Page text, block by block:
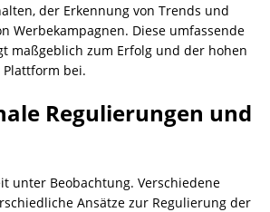
der Erkennung von Trends und
Werbekampagnen. Diese umfassende
maßgeblich zum Erfolg und der hohen
bei.
Regulierungen und
unter Beobachtung. Verschiedene
Ansätze zur Regulierung der